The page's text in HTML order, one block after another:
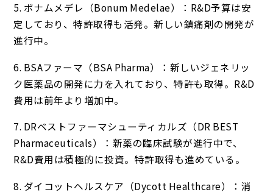
5. ボナムメデレ（Bonum Medelae）：R&D予算は安
定しており、特許取得も活発。新しい鎮痛剤の開発が
進行中。
6. BSAファーマ（BSA Pharma）：新しいジェネリッ
ク医薬品の開発に力を入れており、特許も取得。R&D
費用は前年より増加中。
7. DRベストファーマシューティカルズ（DR BEST
Pharmaceuticals）：新薬の臨床試験が進行中で、
R&D費用は積極的に投資。特許取得も進めている。
8. ダイコットヘルスケア（Dycott Healthcare）：消